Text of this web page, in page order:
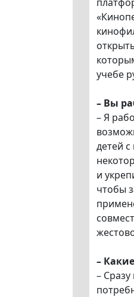
учебе
– Вы
– Я
детей
и
чтобы
–
–